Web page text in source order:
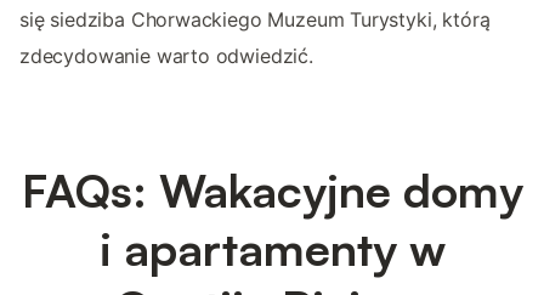
się siedziba Chorwackiego Muzeum Turystyki, którą
zdecydowanie warto odwiedzić.
FAQs: Wakacyjne domy
i apartamenty w